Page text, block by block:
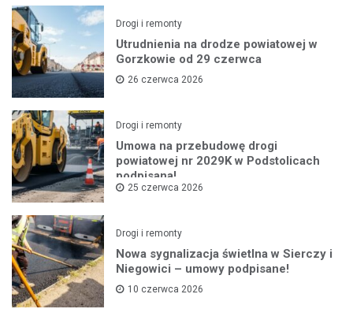
Drogi i remonty
Utrudnienia na drodze powiatowej w
Gorzkowie od 29 czerwca
26 czerwca 2026
Drogi i remonty
Umowa na przebudowę drogi
powiatowej nr 2029K w Podstolicach
podpisana!
25 czerwca 2026
Drogi i remonty
Nowa sygnalizacja świetlna w Sierczy i
Niegowici – umowy podpisane!
10 czerwca 2026